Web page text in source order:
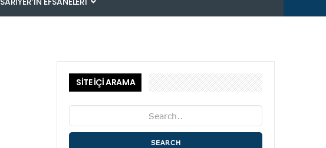
SİTE İÇİ ARAMA
SEARCH